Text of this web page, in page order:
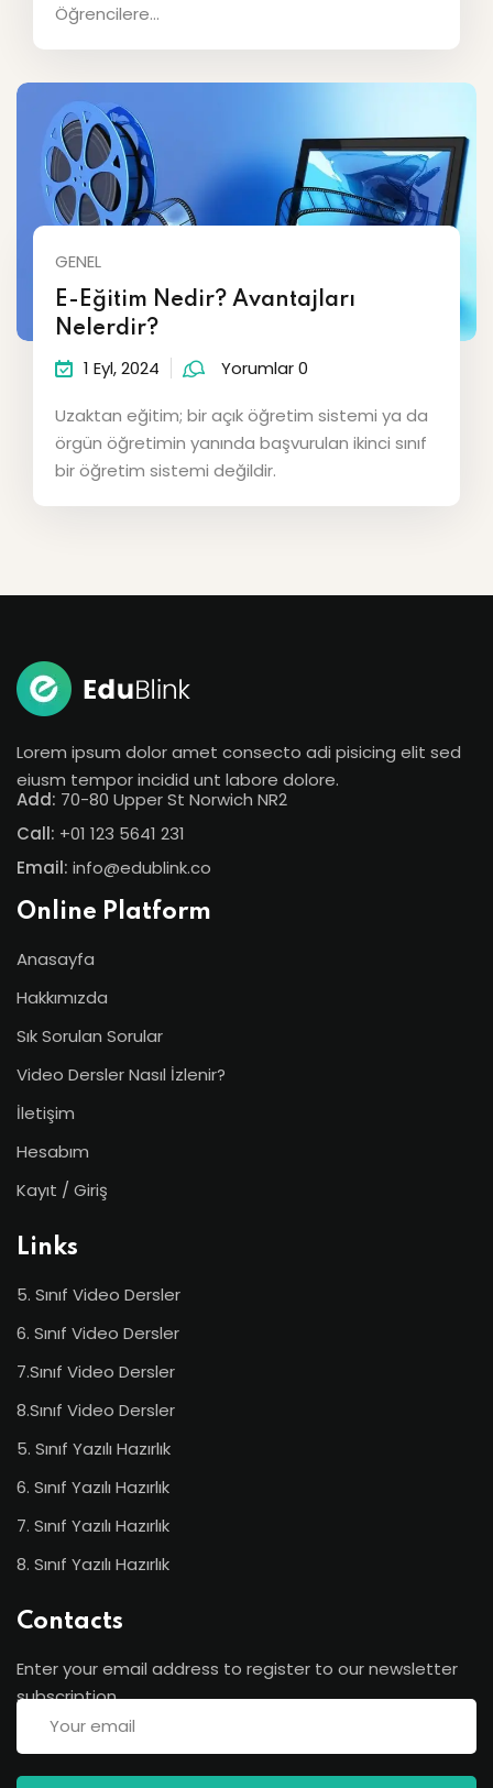
Öğrencilere...
GENEL
E-Eğitim Nedir? Avantajları
Nelerdir?
1 Eyl, 2024 Yorumlar 0
Uzaktan eğitim; bir açık öğretim sistemi ya da
örgün öğretimin yanında başvurulan ikinci sınıf
bir öğretim sistemi değildir.
Lorem ipsum dolor amet consecto adi pisicing elit sed
eiusm tempor incidid unt labore dolore.
Add: 70-80 Upper St Norwich NR2
Call: +01 123 5641 231
Email: info@edublink.co
Online Platform
Anasayfa
Hakkımızda
Sık Sorulan Sorular
Video Dersler Nasıl İzlenir?
İletişim
Hesabım
Kayıt / Giriş
Links
5. Sınıf Video Dersler
6. Sınıf Video Dersler
7.Sınıf Video Dersler
8.Sınıf Video Dersler
5. Sınıf Yazılı Hazırlık
6. Sınıf Yazılı Hazırlık
7. Sınıf Yazılı Hazırlık
8. Sınıf Yazılı Hazırlık
Contacts
Enter your email address to register to our newsletter
subscription